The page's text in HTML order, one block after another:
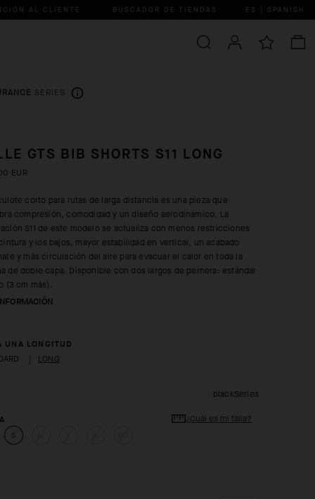
AL CLIENTE BUSCADOR DE TIENDAS ES | SPANISH
SERIES
GTS BIB SHORTS S11 LONG
EUR
corto para rutas de larga distancia es una pieza que
compresión, comodidad y un diseño aerodinámico. La
S11 de este modelo se actualiza con menos restricciones
y los bajos, mayor estabilidad en vertical, un acabado
y más circulación del aire para evacuar el calor en toda la
de doble capa. Disponible con dos largos de pernera: estándar
(3 cm más).
UNA LONGITUD
| LONG
blackSeries
S
¿Cuál es mi talla?